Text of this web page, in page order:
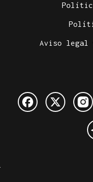
Aviso legal